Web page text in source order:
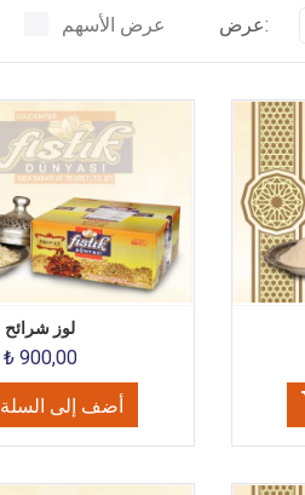
عرض الأسهم عرض:
لوز شرائح
₺ 900,00
أضف إلى السلة